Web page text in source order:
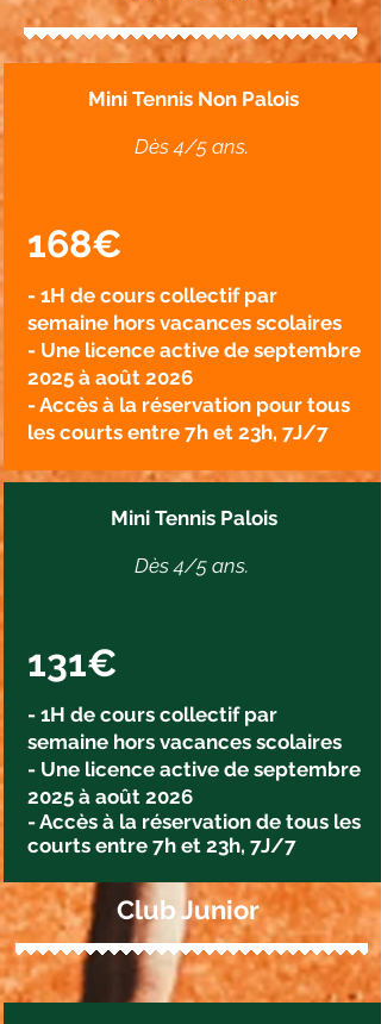
Mini Tennis Non Palois
Dès 4/5 ans.
168€
- 1H de cours collectif par
semaine hors vacances scolaires
- Une licence active de septembre
2025 à août 2026
- Accès à la réservation pour tous
les courts entre 7h et 23h, 7J/7
Mini Tennis Palois
Dès 4/5 ans.
131€
- 1H de cours collectif par
semaine hors vacances scolaires
- Une licence active de septembre
2025 à août 2026
- Accès à la réservationde tous les
courts entre 7h et 23h, 7J/7
Club Junior